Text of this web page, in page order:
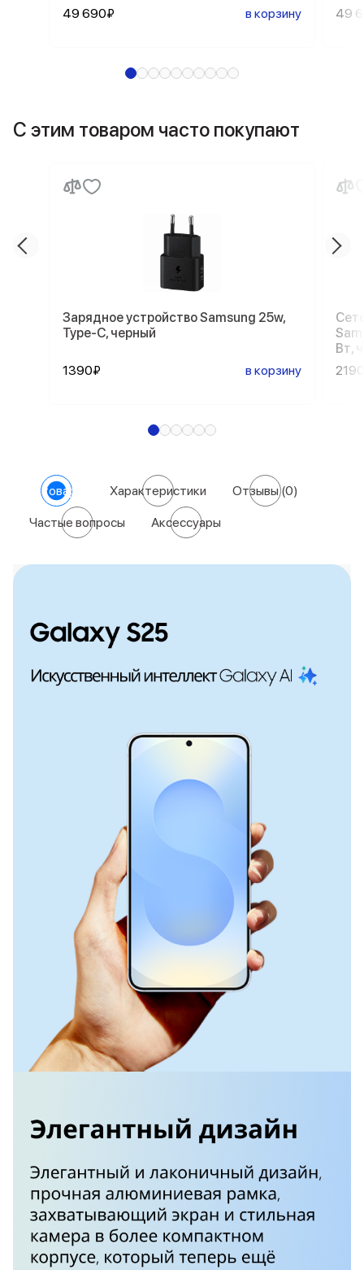
49 690₽
в корзину 49
С этим товаром часто покупают
Зарядное устройство Samsung 25w,
Type-C, черный
1390₽ в корзину
Вт,
О товаре Характеристики Отзывы(0)
Частые вопросы Аксессуары